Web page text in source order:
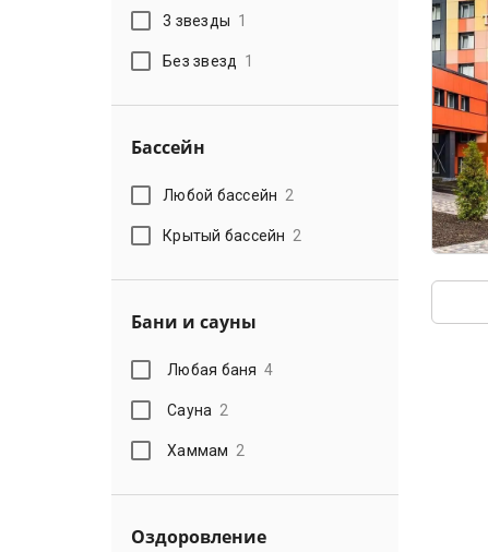
3 звезды 1
Без звезд 1
Бассейн
Любой бассейн 2
Крытый бассейн 2
Бани и сауны
Любая баня 4
Сауна 2
Хаммам 2
Оздоровление